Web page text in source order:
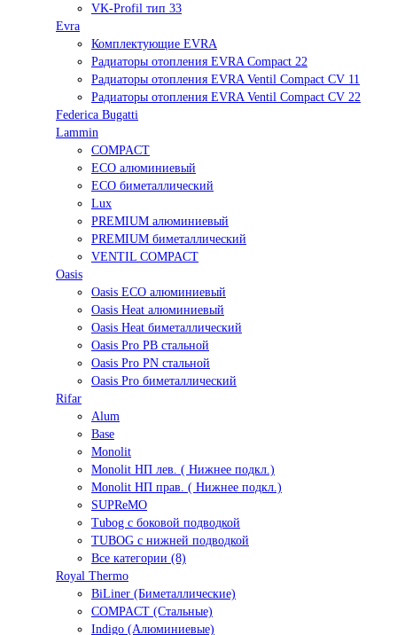
VK-Profil тип 33
Evra
Комплектующие EVRA
Радиаторы отопления EVRA Compact 22
Радиаторы отопления EVRA Ventil Compact CV 11
Радиаторы отопления EVRA Ventil Compact CV 22
Federica Bugatti
Lammin
COMPACT
ECO алюминиевый
ECO биметаллический
Lux
PREMIUM алюминиевый
PREMIUM биметаллический
VENTIL COMPACT
Oasis
Oasis ECO алюминиевый
Oasis Heat алюминиевый
Oasis Heat биметаллический
Oasis Pro PB стальной
Oasis Pro PN стальной
Oasis Pro биметаллический
Rifar
Alum
Base
Monolit
Monolit НП лев. ( Нижнее подкл.)
Monolit НП прав. ( Нижнее подкл.)
SUPReMO
Tubog с боковой подводкой
TUBOG с нижней подводкой
Все категории (8)
Royal Thermo
BiLiner (Биметаллические)
COMPACT (Стальные)
Indigo (Алюминиевые)